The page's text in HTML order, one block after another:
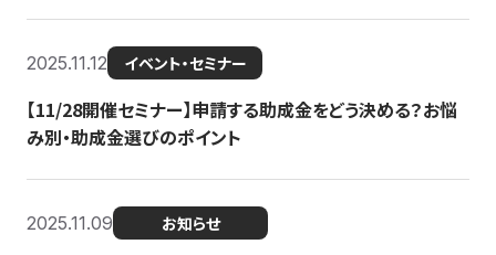
2025.11.12 イベント・セミナー
【11/28開催セミナー】申請する助成金をどう決める？お悩
み別・助成金選びのポイント
2025.11.09 お知らせ